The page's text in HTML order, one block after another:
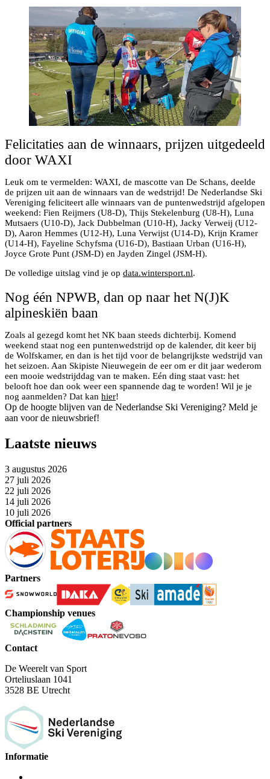
Felicitaties aan de winnaars, prijzen uitgedeeld
door WAXI
Leuk om te vermelden: WAXI, de mascotte van De Schans, deelde
de prijzen uit aan de winnaars van de wedstrijd! De Nederlandse Ski
Vereniging feliciteert alle winnaars van de puntenwedstrijd afgelopen
weekend: Fien Reijmers (U8-D), Thijs Stekelenburg (U8-H), Luna
Mutsaers (U10-D), Jack Dubbelman (U10-H), Jacky Verweij (U12-
D), Aaron Hemmes (U12-H), Luna Verwijst (U14-D), Krijn Kramer
(U14-H), Fayeline Schyfsma (U16-D), Bastiaan Urban (U16-H),
Joyce Grote Punt (JSM-D) en Jayden Zingel (JSM-H).
De volledige uitslag vind je op data.wintersport.nl.
Nog één NPWB, dan op naar het N(J)K
alpineskiën baan
Zoals al gezegd komt het NK baan steeds dichterbij. Komend
weekend staat nog een puntenwedstrijd op de kalender, dit keer bij
de Wolfskamer, en dan is het tijd voor de belangrijkste wedstrijd van
het seizoen. Aan Skipiste Nieuwegein de eer om er dit jaar wederom
een mooie wedstrijddag van te maken. Eén ding staat vast: het
belooft hoe dan ook weer een spannende dag te worden! Wil je je
nog aanmelden? Dat kan hier!
Op de hoogte blijven van de Nederlandse Ski Vereniging? Meld je
aan voor de nieuwsbrief!
Laatste nieuws
3 augustus 2026
27 juli 2026
22 juli 2026
14 juli 2026
10 juli 2026
Official partners
Partners
Championship venues
Contact
De Weerelt van Sport
Orteliuslaan 1041
3528 BE Utrecht
Informatie